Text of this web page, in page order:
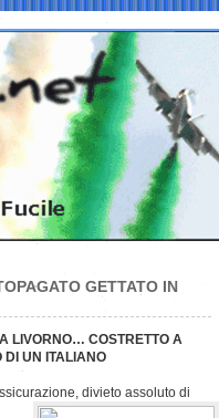
GETTATO IN
LIVORNO… COSTRETTO A
DI UN ITALIANO
divieto assoluto di